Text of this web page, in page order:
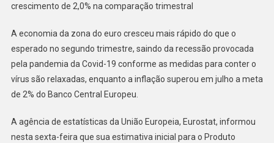
Meta
Do
BCE
crescimento de 2,0% na comparação trimestral
A economia da zona do euro cresceu mais rápido do que o
esperado no segundo trimestre, saindo da recessão provocada
pela pandemia da Covid-19 conforme as medidas para conter o
vírus são relaxadas, enquanto a inflação superou em julho a meta
de 2% do Banco Central Europeu.
A agência de estatísticas da União Europeia, Eurostat, informou
nesta sexta-feira que sua estimativa inicial para o Produto